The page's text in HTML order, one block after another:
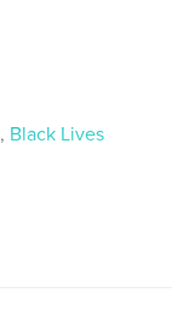
, Black Lives